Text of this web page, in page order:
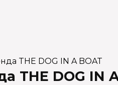
THE DOG IN A BOAT
THE DOG IN